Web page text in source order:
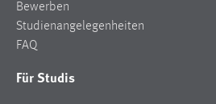
Bewerben
Studienangelegenheiten
FAQ
Für Studis